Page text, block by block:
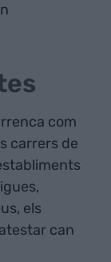
com
carrers de
els
can